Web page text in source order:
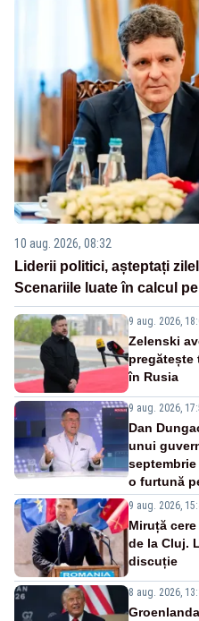
10 aug. 2026, 08:32
Liderii politici, așteptați
Scenariile luate în calcul
9 aug. 2026,
Zelenski
pregătește
în Rusia
9 aug. 2026,
Dan
unui
o furtună
9 aug. 2026,
Miruță
de la Cluj.
discuție
8 aug. 2026,